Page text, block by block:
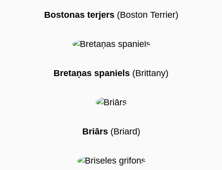
Bostonas terjers(Boston Terrier)
Bretaņas spaniels (Brittany)
Briārs(Briard)